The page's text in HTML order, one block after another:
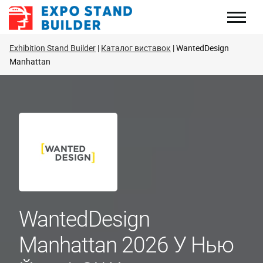
Перейти
Exhibition Stand Builder Каталог виставок WantedDesign
Manhattan
WantedDesign
Manhattan 2026 У Нью